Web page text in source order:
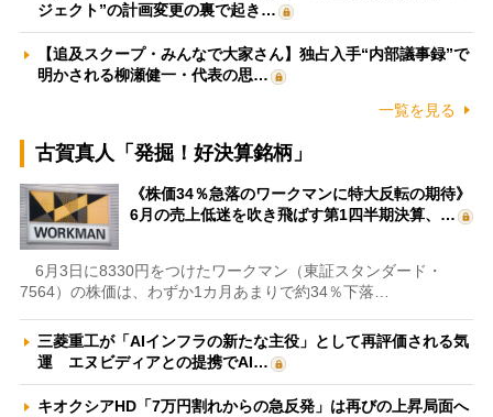
ジェクト”の計画変更の裏で起き…
【追及スクープ・みんなで大家さん】独占入手“内部議事録”で
明かされる柳瀬健一・代表の思…
一覧を見る
古賀真人「発掘！好決算銘柄」
《株価34％急落のワークマンに特大反転の期待》
6月の売上低迷を吹き飛ばす第1四半期決算、…
6月3日に8330円をつけたワークマン（東証スタンダード・
7564）の株価は、わずか1カ月あまりで約34％下落…
三菱重工が「AIインフラの新たな主役」として再評価される気
運 エヌビディアとの提携でAI…
キオクシアHD「7万円割れからの急反発」は再びの上昇局面へ